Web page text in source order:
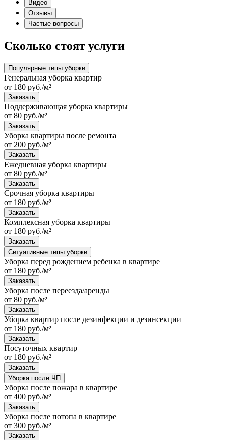
Видео
Отзывы
Частые вопросы
Сколько стоят услуги
Популярные типы уборки
Генеральная уборка квартир
от 180 руб./м²
Заказать
Поддерживающая уборка квартиры
от 80 руб./м²
Заказать
Уборка квартиры после ремонта
от 200 руб./м²
Заказать
Ежедневная уборка квартиры
от 80 руб./м²
Заказать
Срочная уборка квартиры
от 180 руб./м²
Заказать
Комплексная уборка квартиры
от 180 руб./м²
Заказать
Ситуативные типы уборки
Уборка перед рождением ребенка в квартире
от 180 руб./м²
Заказать
Уборка после переезда/аренды
от 80 руб./м²
Заказать
Уборка квартир после дезинфекции и дезинсекции
от 180 руб./м²
Заказать
Посуточных квартир
от 180 руб./м²
Заказать
Уборка после ЧП
Уборка после пожара в квартире
от 400 руб./м²
Заказать
Уборка после потопа в квартире
от 300 руб./м²
Заказать